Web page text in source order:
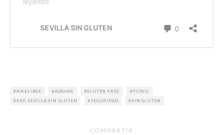
AIRELIBRE AZAHAR GLUTEN FREE
PICNIC
RED SEVILLA SIN GLUTEN
SEGURIDAD SIN GLUTEN
COMPARTIR